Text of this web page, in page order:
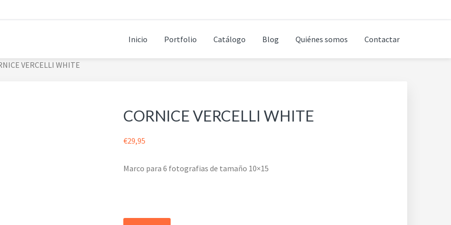
Inicio Portfolio Catálogo Blog Quiénes somos Contactar
VERCELLI WHITE
CORNICE VERCELLI WHITE
€29,95
Marco para 6 fotografias de tamaño 10×15